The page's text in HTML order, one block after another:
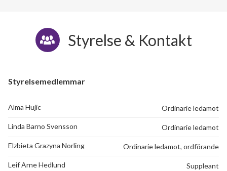
Styrelse & Kontakt
Styrelsemedlemmar
Alma Hujic Ordinarie ledamot
Linda Barno Svensson Ordinarie ledamot
Elzbieta Grazyna Norling Ordinarie ledamot, ordförande
Leif Arne Hedlund Suppleant